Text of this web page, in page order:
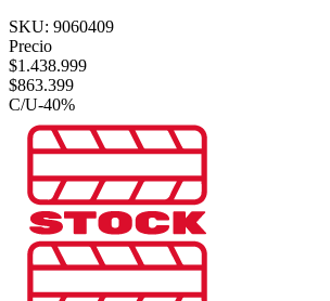
SKU: 9060409
Precio
$1.438.999
$863.399
C/U-40%